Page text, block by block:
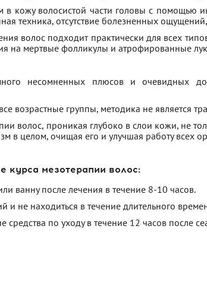
в кожу волосистой части головы с помощью
техника, отсутствие болезненных
волос подходит практически для всех
на мертвые фолликулы и атрофированные
несомненных плюсов и очевидных
возрастные группы, методика не является
волос, проникая глубоко в слои кожи, не
в целом, очищая его и улучшая работу всех
курса мезотерапии волос:
ванну после лечения в течение 8-10 часов.
и не находиться в течение длительного
средства по уходу в течение 12 часов после